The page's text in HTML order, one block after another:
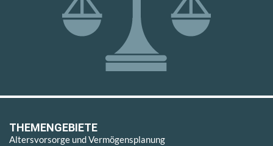
THEMENGEBIETE
Altersvorsorge und Vermögensplanung